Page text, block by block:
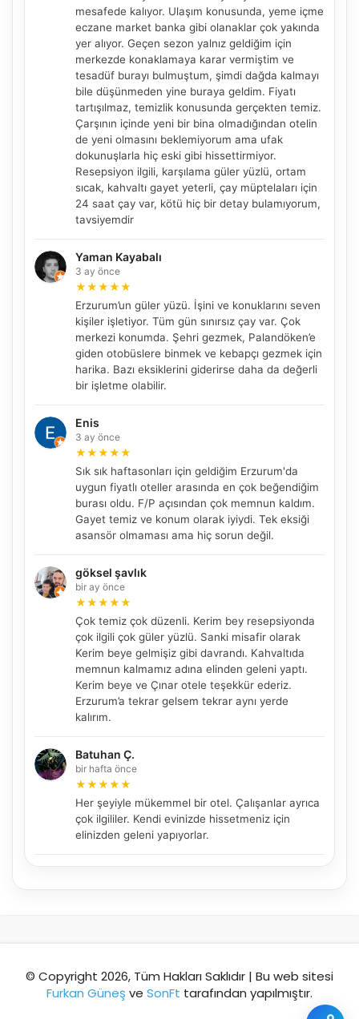
mesafede kalıyor. Ulaşım konusunda, yeme içme
eczane market banka gibi olanaklar çok yakında
yer alıyor. Geçen sezon yalnız geldiğim için
merkezde konaklamaya karar vermiştim ve
tesadüf burayı bulmuştum, şimdi dağda kalmayı
bile düşünmeden yine buraya geldim. Fiyatı
tartışılmaz, temizlik konusunda gerçekten temiz.
Çarşının içinde yeni bir bina olmadığından otelin
de yeni olmasını beklemiyorum ama ufak
dokunuşlarla hiç eski gibi hissettirmiyor.
Resepsiyon ilgili, karşılama güler yüzlü, ortam
sıcak, kahvaltı gayet yeterli, çay müptelaları için
24 saat çay var, kötü hiç bir detay bulamıyorum,
tavsiyemdir
Yaman Kayabalı
3 ay önce
★★★★★
Erzurum’un güler yüzü. İşini ve konuklarını seven
kişiler işletiyor. Tüm gün sınırsız çay var. Çok
merkezi konumda. Şehri gezmek, Palandöken’e
giden otobüslere binmek ve kebapçı gezmek için
harika. Bazı eksiklerini giderirse daha da değerli
bir işletme olabilir.
Enis
3 ay önce
★★★★★
Sık sık haftasonları için geldiğim Erzurum'da
uygun fiyatlı oteller arasında en çok beğendiğim
burası oldu. F/P açısından çok memnun kaldım.
Gayet temiz ve konum olarak iyiydi. Tek eksiği
asansör olmaması ama hiç sorun değil.
göksel şavlık
bir ay önce
★★★★★
Çok temiz çok düzenli. Kerim bey resepsiyonda
çok ilgili çok güler yüzlü. Sanki misafir olarak
Kerim beye gelmişiz gibi davrandı. Kahvaltıda
memnun kalmamız adına elinden geleni yaptı.
Kerim beye ve Çınar otele teşekkür ederiz.
Erzurum’a tekrar gelsem tekrar aynı yerde
kalırım.
Batuhan Ç.
bir hafta önce
★★★★★
Her şeyiyle mükemmel bir otel. Çalışanlar ayrıca
çok ilgililer. Kendi evinizde hissetmeniz için
elinizden geleni yapıyorlar.
© Copyright 2026, Tüm Hakları Saklıdır | Bu web sitesi
Furkan Güneş ve SonFt tarafından yapılmıştır.
NBY Akıllı Asistan
AI kullanmadan, sitedeki gerçek yerlerle akıllı rota
🧭 Rehber ✨ İlk kez gelen
🏛️ Tarihi 🌿 Doğa 👨‍👩‍👧 Aile/Çocuk
🚶 Yürüyüş
Akıllı rota öner